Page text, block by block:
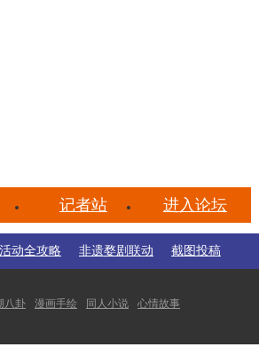
记者站 进入论坛
动全攻略 非遗婺剧联动 截图投稿
八卦 漫画手绘 同人小说 心情故事